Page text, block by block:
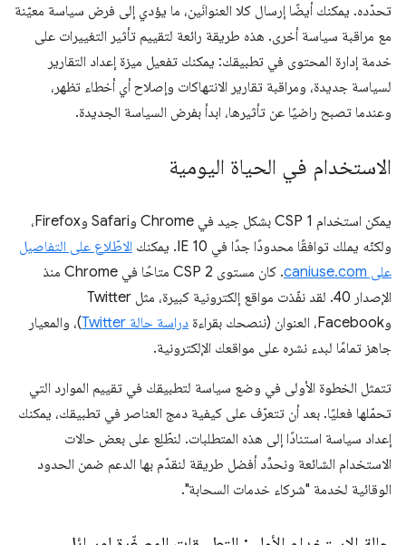
تحدّده. يمكنك أيضًا إرسال كلا العنوانَين، ما يؤدي إلى فرض سياسة معيّنة
مع مراقبة سياسة أخرى. هذه طريقة رائعة لتقييم تأثير التغييرات على
خدمة إدارة المحتوى في تطبيقك: يمكنك تفعيل ميزة إعداد التقارير
لسياسة جديدة، ومراقبة تقارير الانتهاكات وإصلاح أي أخطاء تظهر،
وعندما تصبح راضيًا عن تأثيرها، ابدأ بفرض السياسة الجديدة.
الاستخدام في الحياة اليومية
يمكن استخدام CSP 1 بشكل جيد في Chrome وSafari وFirefox،
ولكنّه يملك توافقًا محدودًا جدًا في IE 10. يمكنك
الاطّلاع على التفاصيل
على caniuse.com
. كان مستوى CSP 2 متاحًا في Chrome منذ
الإصدار 40. لقد نفّذت مواقع إلكترونية كبيرة، مثل Twitter
وFacebook، العنوان (ننصحك بقراءة
دراسة حالة Twitter
)، والمعيار
جاهز تمامًا لبدء نشره على مواقعك الإلكترونية.
تتمثل الخطوة الأولى في وضع سياسة لتطبيقك في تقييم الموارد التي
تحمّلها فعليًا. بعد أن تتعرّف على كيفية دمج العناصر في تطبيقك، يمكنك
إعداد سياسة استنادًا إلى هذه المتطلبات. لنطّلِع على بعض حالات
الاستخدام الشائعة ونحدِّد أفضل طريقة لنقدّم بها الدعم ضمن الحدود
الوقائية لخدمة "شركاء خدمات السحابة".